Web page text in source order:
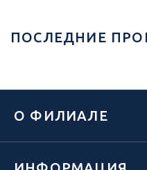
ПОСЛЕДНИЕ
О ФИЛИАЛЕ